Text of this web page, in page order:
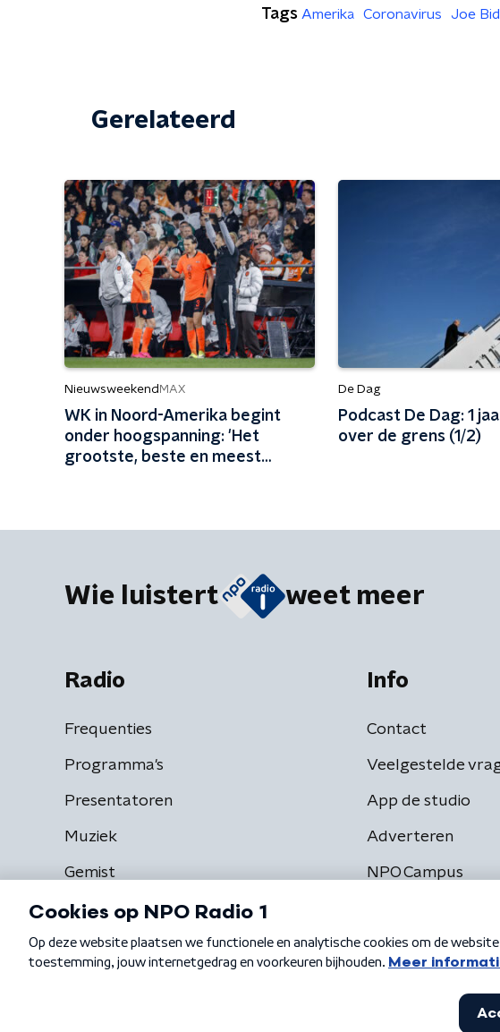
Tags Amerika Coronavirus Joe
Gerelateerd
Nieuwsweekend MAX
WK in Noord-Amerika begint
onder hoogspanning: 'Het
grootste, beste en meest
De Dag
Podcast De Dag: 1
over de grens (1/2)
Wie luistert weet meer
Radio
Frequenties
Programma's
Presentatoren
Muziek
Gemist
Info
Contact
Veelgestelde
App de studio
Adverteren
NPO Campus
Algemene voorwaarden Privacybeleid